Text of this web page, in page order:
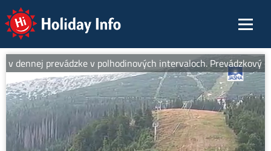
Holiday Info
dennej prevádzke v polhodinových intervaloch. Prevádzkový